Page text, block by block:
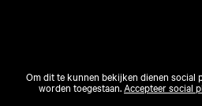
Om dit te kunnen bekijken dienen
worden toegestaan.Accepteer social